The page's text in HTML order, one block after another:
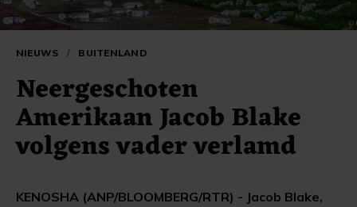
NIEUWS / BUITENLAND
Neergeschoten
Amerikaan Jacob Blake
volgens vader verlamd
KENOSHA (ANP/BLOOMBERG/RTR) - Jacob Blake,